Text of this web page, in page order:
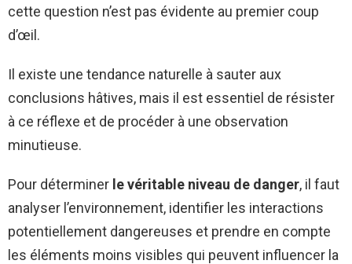
cette question n’est pas évidente au premier coup
d’œil.
Il existe une tendance naturelle à sauter aux
conclusions hâtives, mais il est essentiel de résister
à ce réflexe et de procéder à une observation
minutieuse.
Pour déterminer le véritable niveau de danger, il faut
analyser l’environnement, identifier les interactions
potentiellement dangereuses et prendre en compte
les éléments moins visibles qui peuvent influencer la